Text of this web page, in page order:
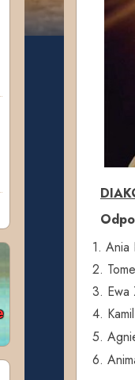
1. Ania
2.
3. Ewa
4.
5.
6.